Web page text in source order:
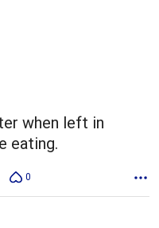
when left in
eating.
0